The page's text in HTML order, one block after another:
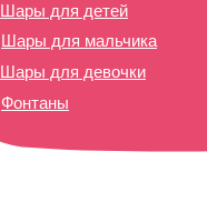
Шары для мальчика
Фонтаны
Шары для девочки
Шары для детей